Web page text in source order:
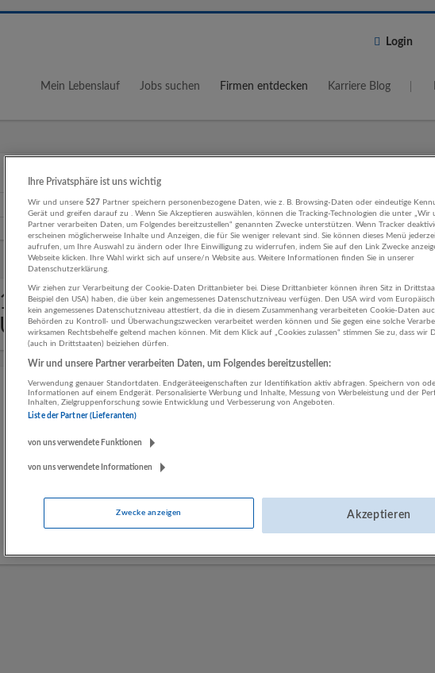
Login
Mein Lebenslauf Jobs suchen Firmen entdecken Karriere Blog
Wo?
5 km
1 Grafik, Design Werbung und
Unternehmen
LUGSTEIN CONSULTING
Bergheim bei Salzburg
Energieversorgung | Finanz- und Versicherungsleistungen |
Gesundheitswesen | Herstellung von Waren | IT-Dienstleistungen |
Öffentliche Verwaltung | Rechtsberatung und Wirtschaftsprüfung |
Sonstige Dienstleistungen | Sozialwesen | Verkehr | Verlagswesen |
Ihre Privatsphäre ist uns wichtig
Wir und unsere527 Partner speichern personenbezogene Daten, wie z. B. Browsing-Daten oder eindeutige
Gerät und greifen darauf zu . Wenn Sie Akzeptieren auswählen, können die Tracking-Technologien die unter „Wir
Partner verarbeiten Daten, um Folgendes bereitzustellen“ genannten Zwecke unterstützen. Wenn Tracker
erscheinen möglicherweise Inhalte und Anzeigen, die für Sie weniger relevant sind. Sie können dieses Menü
aufrufen, um Ihre Auswahl zu ändern oder Ihre Einwilligung zu widerrufen, indem Sie auf den Link Zwecke
Webseite klicken. Ihre Wahl wirkt sich auf unsere/n Website aus. Weitere Informationen finden Sie in unserer
Datenschutzerklärung.
Wir ziehen zur Verarbeitung der Cookie-Daten Drittanbieter bei. Diese Drittanbieter können ihren Sitz in
Beispiel den USA) haben, die über kein angemessenes Datenschutzniveau verfügen. Den USA wird vom
kein angemessenes Datenschutzniveau attestiert, da die in diesem Zusammenhang verarbeiteten Cookie-Daten
Behörden zu Kontroll- und Überwachungszwecken verarbeitet werden können und Sie gegen eine solche
wirksamen Rechtsbehelfe geltend machen können. Mit dem Klick auf „Cookies zulassen“ stimmen Sie zu, dass wir
(auch in Drittstaaten) beiziehen dürfen.
Wir und unsere Partner verarbeiten Daten, um Folgendes bereitzustellen:
Verwendung genauer Standortdaten. Endgeräteeigenschaften zur Identifikation aktiv abfragen. Speichern von
Informationen auf einem Endgerät. Personalisierte Werbung und Inhalte, Messung von Werbeleistung und der
Inhalten, Zielgruppenforschung sowie Entwicklung und Verbesserung von Angeboten.
Liste der Partner (Lieferanten)
von uns verwendete Funktionen
von uns verwendete Informationen
Zwecke anzeigen Akzeptieren